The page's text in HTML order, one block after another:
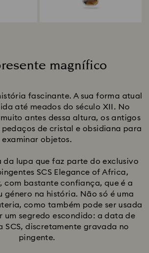
magnífico
fascinante. A sua forma atual
até meados do século XII. No
antes dessa altura, os antigos
de cristal e obsidiana para
examinar objetos.
da lupa que faz parte do exclusivo
SCS Elegance of Africa,
com bastante confiança, que é a
género na história. Não só é uma
como também pode ser usada
um segredo escondido: a data de
SCS, discretamente gravada no
pingente.